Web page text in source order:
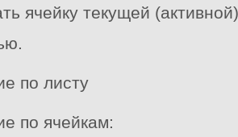
ячейку текущей
по листу
по ячейкам: